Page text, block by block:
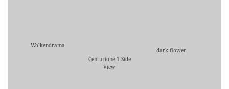
Wolkendrama
Centurione 1 Side
View
dark flower